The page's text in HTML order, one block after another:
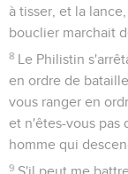
à tisser, et la
bouclier marchait
8 Le Philistin
en ordre de
vous ranger en
et n'êtes-vous pas
homme qui
9 S'il peut me